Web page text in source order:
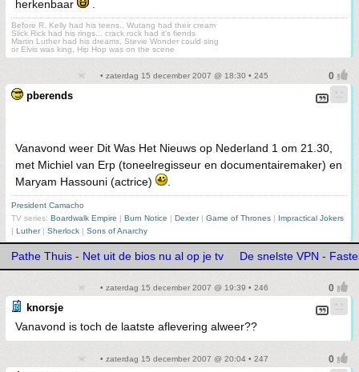
herkenbaar
Before R. Kelly had his teens.. Wutang had their cream
Slick Rick had his rings... crack rock had it's fiends
Martin Luther had his dreams, Stevie Wonder could sing
or Elvis was king, Hip Hop was on the scene
• zaterdag 15 december 2007 @ 18:30 • 245
pberends
Vanavond weer Dit Was Het Nieuws op Nederland 1 om 21.30,
met Michiel van Erp (toneelregisseur en documentairemaker) en
Maryam Hassouni (actrice)
President Camacho
TV series: Boardwalk Empire | Burn Notice | Dexter| Game of Thrones | Impractical Jokers
| Luther| Sherlock | Sons of Anarchy
Pathe Thuis - Net uit de bios nu al op je tv De snelste VPN -
• zaterdag 15 december 2007 @ 19:39 • 246
knorsje
Vanavond is toch de laatste aflevering alweer??
• zaterdag 15 december 2007 @ 20:04 • 247